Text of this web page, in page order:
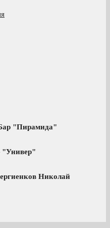
"Пирамида"
"Универ"
Николай